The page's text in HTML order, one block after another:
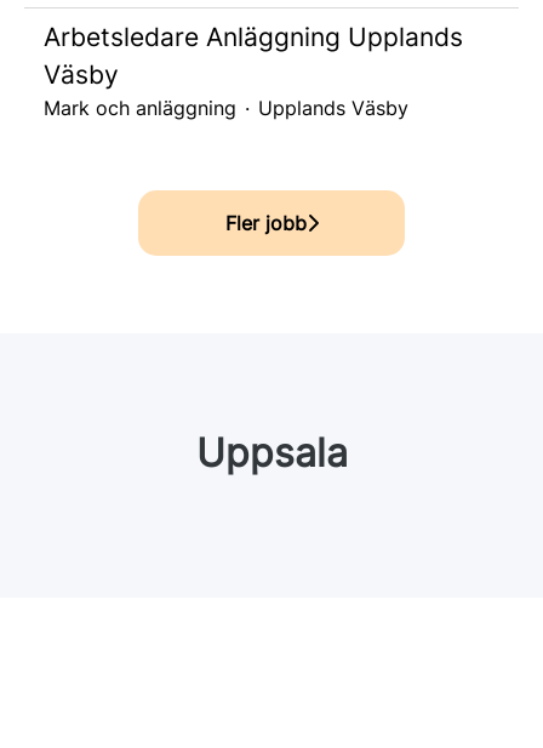
Arbetsledare Anläggning Upplands
Väsby
Mark och anläggning · Upplands Väsby
Fler jobb
Uppsala